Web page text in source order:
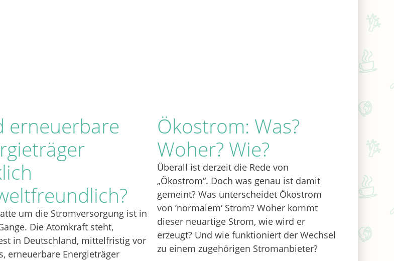
erneuerbare
um die Stromversorgung ist in
Die Atomkraft steht,
in Deutschland, mittelfristig vor
erneuerbare Energieträger
Ökostrom: Was?
Woher? Wie?
Überall ist derzeit die Rede von
„Ökostrom“. Doch was genau ist damit
gemeint? Was unterscheidet Ökostrom
von ’normalem‘ Strom? Woher kommt
dieser neuartige Strom, wie wird er
erzeugt? Und wie funktioniert der Wechsel
zu einem zugehörigen Stromanbieter?